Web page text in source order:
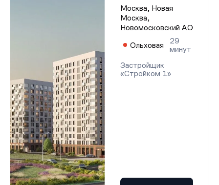
Москва, Новая
Москва,
Новомосковский АО
Ольховая
29
минут
Застройщик
«Стройком 1»